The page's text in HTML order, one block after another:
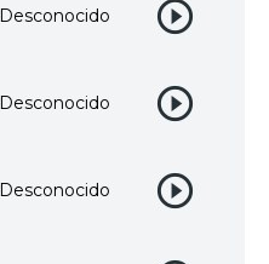
Desconocido
Desconocido
Desconocido